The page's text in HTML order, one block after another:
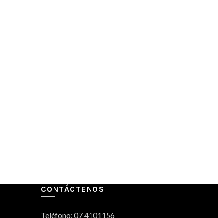
CONTÁCTENOS
Teléfono: 07 4101156